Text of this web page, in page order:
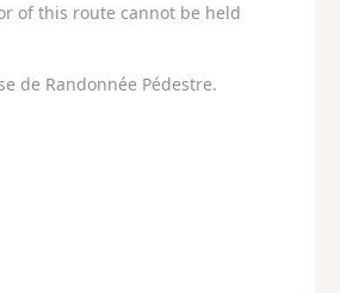
of this route cannot be held
de Randonnée Pédestre.